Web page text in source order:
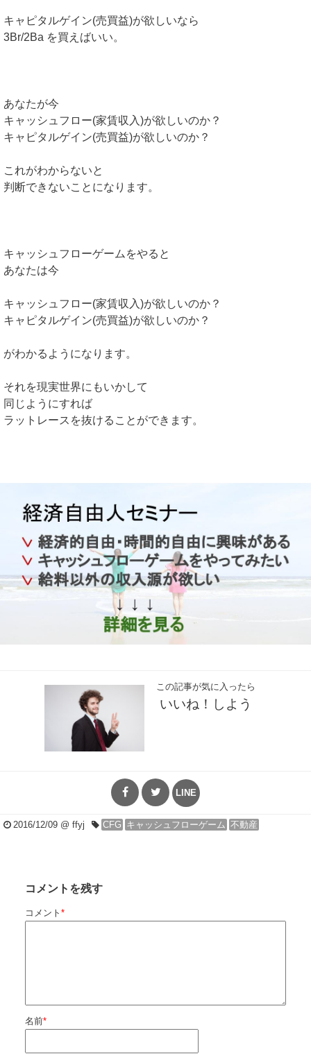
キャピタルゲイン(売買益)が欲しいなら
3Br/2Ba を買えばいい。
あなたが今
キャッシュフロー(家賃収入)が欲しいのか？
キャピタルゲイン(売買益)が欲しいのか？
これがわからないと
判断できないことになります。
キャッシュフローゲームをやると
あなたは今
キャッシュフロー(家賃収入)が欲しいのか？
キャピタルゲイン(売買益)が欲しいのか？
がわかるようになります。
それを現実世界にもいかして
同じようにすれば
ラットレースを抜けることができます。
この記事が気に入ったら
いいね！しよう
LINE
2016/12/09 @ ffyj CFG キャッシュフローゲーム 不動産
コメントを残す
コメント *
名前*